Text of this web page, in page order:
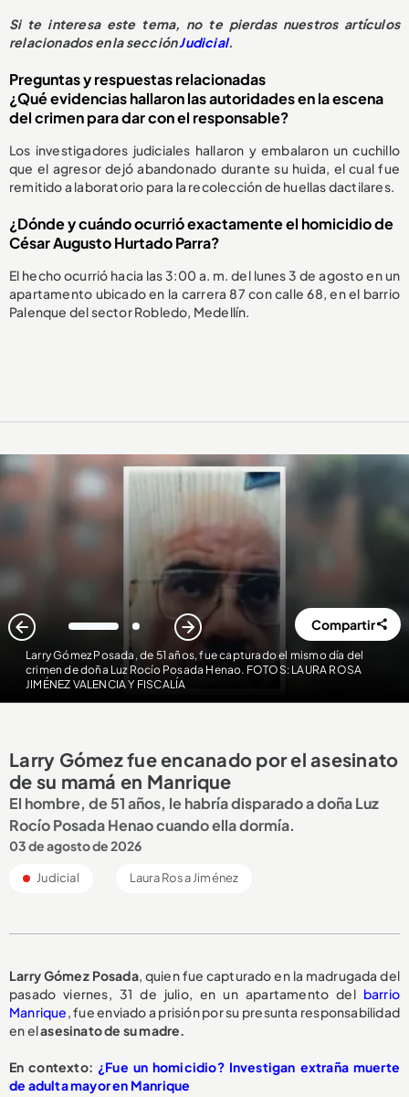
Si te interesa este tema, no te pierdas nuestros artículos
relacionados en la secciónJudicial.
Preguntas y respuestas relacionadas
¿Qué evidencias hallaron las autoridades en la escena
del crimen para dar con el responsable?
Los investigadores judiciales hallaron y embalaron un cuchillo
que el agresor dejó abandonado durante su huida, el cual fue
remitido a laboratorio para la recolección de huellas dactilares.
¿Dónde y cuándo ocurrió exactamente el homicidio de
César Augusto Hurtado Parra?
El hecho ocurrió hacia las 3:00 a. m. del lunes 3 de agosto en un
apartamento ubicado en la carrera 87 con calle 68, en el barrio
Palenque del sector Robledo, Medellín.
Larry Gómez Posada, de 51 años, fue capturado el mismo día del
crimen de doña Luz Rocío Posada Henao. FOTOS: LAURA ROSA
JIMÉNEZ VALENCIA Y FISCALÍA
1 2 Compartir
Larry Gómez fue encanado por el asesinato
de su mamá en Manrique
El hombre, de 51 años, le habría disparado a doña Luz
Rocío Posada Henao cuando ella dormía.
03 de agosto de 2026
Judicial Laura Rosa Jiménez
Larry Gómez Posada, quien fue capturado en la madrugada del
pasado viernes, 31 de julio, en un apartamento del barrio
Manrique, fue enviado a prisión por su presunta responsabilidad
en elasesinato de su madre.
En contexto: ¿Fue un homicidio? Investigan extraña muerte
de adulta mayor en Manrique